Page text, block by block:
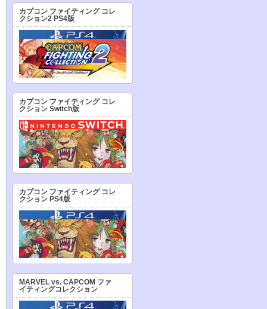
カプコン ファイティング コレ
クション2 PS4版
カプコン ファイティング コレ
クション Switch版
カプコン ファイティング コレ
クション PS4版
MARVEL vs. CAPCOM ファ
イティングコレクション